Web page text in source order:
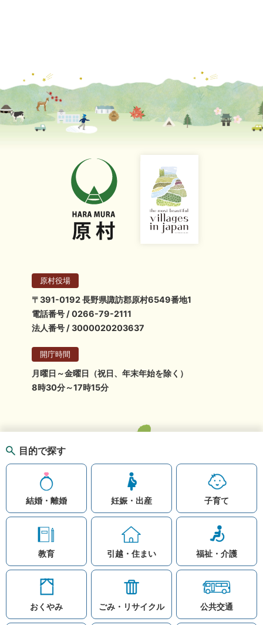
目的で探す
結婚・離婚 妊娠・出産 子育て
教育 引越・住まい 福祉・介護
おくやみ ごみ・リサイクル 公共交通
原村役場
〒391-0192 長野県諏訪郡原村6549番地1
電話番号 / 0266-79-2111
法人番号 / 3000020203637
開庁時間
月曜日～金曜日（祝日、年末年始を除く）
8時30分～17時15分